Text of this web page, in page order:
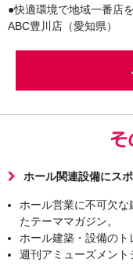
●快適環境で地域一番店
ABC豊川店（愛知県）
ホール関連設備にス
ホール営業に不可欠
たテーママガジン。
ホール建築・設備のト
週刊アミューズメント